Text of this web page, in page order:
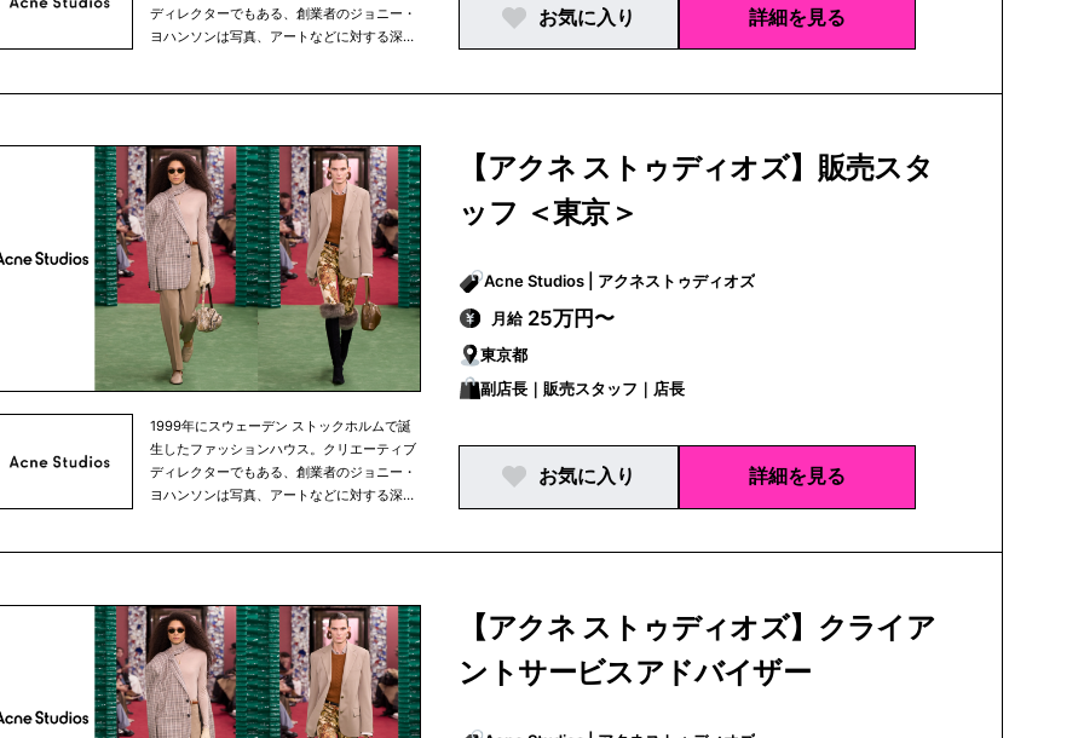
ディレクターでもある、創業者のジョニー・
ヨハンソンは写真、アートなどに対する深い
に加えやすく、メンズ、ウィメンズ共にウェ
アからシューズ、アクセサリーまで幅広く展
開しています。 創業当初は、スカンジナビア
半島中心にブランドを展開していましたが、
現在はニューヨーク、ロンドン、パリ、東京
と世界中にショップを構えています。
お気に入り 詳細を見る
1999年にスウェーデン ストックホルムで誕
生したファッションハウス。クリエーティブ
ディレクターでもある、創業者のジョニー・
ヨハンソンは写真、アートなどに対する深い
に加えやすく、メンズ、ウィメンズ共にウェ
アからシューズ、アクセサリーまで幅広く展
開しています。 創業当初は、スカンジナビア
半島中心にブランドを展開していましたが、
現在はニューヨーク、ロンドン、パリ、東京
と世界中にショップを構えています。
【アクネ ストゥディオズ】販売スタ
ッフ ＜東京＞
Acne Studios | アクネストゥディオズ
月給 25万円〜
東京都
副店長｜販売スタッフ｜店長
お気に入り 詳細を見る
【アクネ ストゥディオズ】クライア
ントサービスアドバイザー